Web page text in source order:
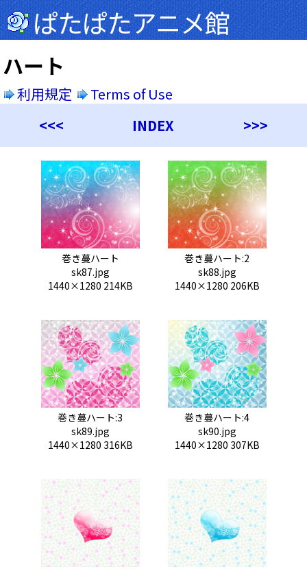
ぱたぱたアニメ館
ハート
利用規定
Terms of Use
<<<
INDEX >>>
巻き蔓ハート
sk87.jpg
1440×1280 214KB
巻き蔓ハート:2
sk88.jpg
1440×1280 206KB
巻き蔓ハート:3
sk89.jpg
1440×1280 316KB
巻き蔓ハート:4
sk90.jpg
1440×1280 307KB